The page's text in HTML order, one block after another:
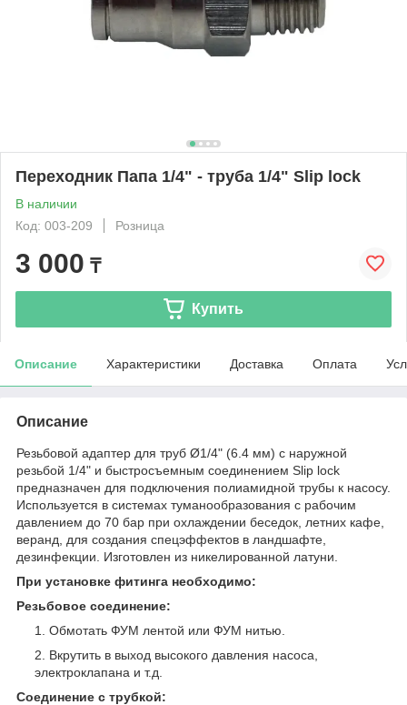
Переходник Папа 1/4" - труба 1/4" Slip lock
В наличии
Код: 003-209
Розница
3 000 ₸
Купить
Описание Характеристики Доставка Оплата
Описание
Резьбовой адаптер для труб Ø1/4" (6.4 мм) с наружной
резьбой 1/4" и быстросъемным соединением Slip lock
предназначен для подключения полиамидной трубы к насосу.
Используется в системах туманообразования с рабочим
давлением до 70 бар при охлаждении беседок, летних кафе,
веранд, для создания спецэффектов в ландшафте,
дезинфекции. Изготовлен из никелированной латуни.
При установке фитинга необходимо:
Резьбовое соединение:
Обмотать ФУМ лентой или ФУМ нитью.
Вкрутить в выход высокого давления насоса,
электроклапана и т.д.
Соединение с трубкой: